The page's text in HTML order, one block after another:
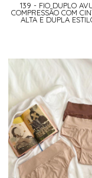
139 - FIO DUPLO
COMPRESSÃO COM
ALTA E DUPLA